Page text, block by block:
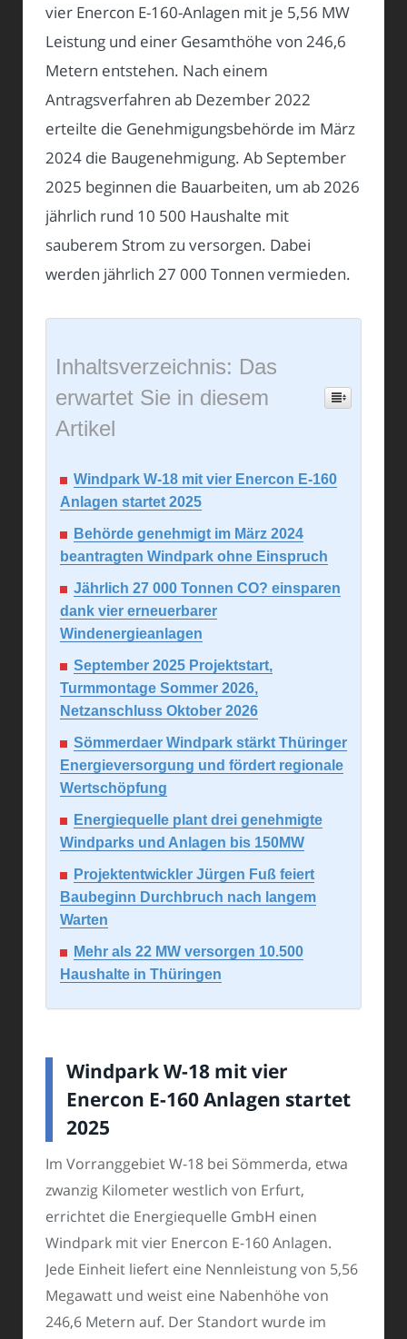
vier Enercon E-160-Anlagen mit je 5,56 MW
Leistung und einer Gesamthöhe von 246,6
Metern entstehen. Nach einem
Antragsverfahren ab Dezember 2022
erteilte die Genehmigungsbehörde im März
2024 die Baugenehmigung. Ab September
2025 beginnen die Bauarbeiten, um ab 2026
jährlich rund 10 500 Haushalte mit
sauberem Strom zu versorgen. Dabei
werden jährlich 27 000 Tonnen vermieden.
Inhaltsverzeichnis: Das
erwartet Sie in diesem
Artikel
Windpark W-18 mit vier Enercon E-160
Anlagen startet 2025
Behörde genehmigt im März 2024
beantragten Windpark ohne Einspruch
Jährlich 27 000 Tonnen CO? einsparen
dank vier erneuerbarer
Windenergieanlagen
September 2025 Projektstart,
Turmmontage Sommer 2026,
Netzanschluss Oktober 2026
Sömmerdaer Windpark stärkt Thüringer
Energieversorgung und fördert regionale
Wertschöpfung
Energiequelle plant drei genehmigte
Windparks und Anlagen bis 150MW
Projektentwickler Jürgen Fuß feiert
Baubeginn Durchbruch nach langem
Warten
Mehr als 22 MW versorgen 10.500
Haushalte in Thüringen
Windpark W-18 mit vier
Enercon E-160 Anlagen startet
2025
Im Vorranggebiet W-18 bei Sömmerda, etwa
zwanzig Kilometer westlich von Erfurt,
errichtet die Energiequelle GmbH einen
Windpark mit vier Enercon E-160 Anlagen.
Jede Einheit liefert eine Nennleistung von 5,56
Megawatt und weist eine Nabenhöhe von
246,6 Metern auf. Der Standort wurde im